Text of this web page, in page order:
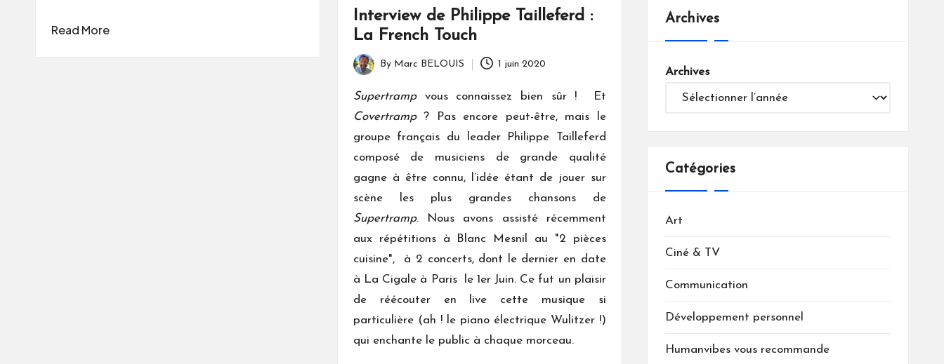
Read More
Interview de Philippe Tailleferd :
La French Touch
Posted
by
By Marc BELOUIS 1 juin 2020
Supertrampvous connaissez bien sûr ! Et
Covertramp? Pas encore peut-être, mais le
groupe français du leader Philippe Tailleferd
composé de musiciens de grande qualité
gagne à être connu, l’idée étant de jouer sur
scène les plus grandes chansons de
Supertramp. Nous avons assisté récemment
aux répétitions à Blanc Mesnil au "2 pièces
cuisine", à 2 concerts, dont le dernier en date
à La Cigale à Paris le 1er Juin. Ce fut un plaisir
de réécouter en live cette musique si
particulière (ah ! le piano électrique Wulitzer !)
qui enchante le public à chaque morceau.
Archives
Archives
Catégories
Art
Ciné & TV
Communication
Développement personnel
Humanvibes vous recommande